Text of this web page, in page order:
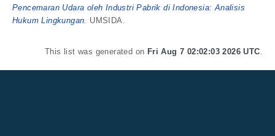
Pencemaran Udara oleh Industri Pabrik di Indonesia: Analisis
Hukum Lingkungan. UMSIDA.
This list was generated on Fri Aug 7 02:02:03 2026 UTC.